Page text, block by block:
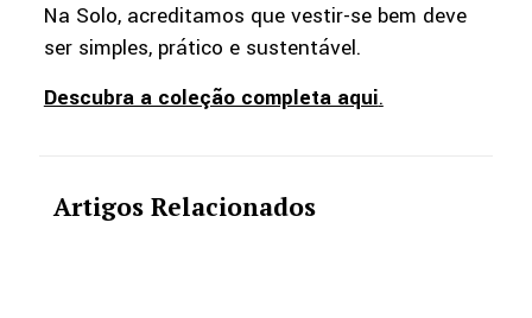
Na Solo, acreditamos que vestir-se bem deve
ser simples, prático e sustentável.
Descubra a coleção completa aqui.
Artigos Relacionados